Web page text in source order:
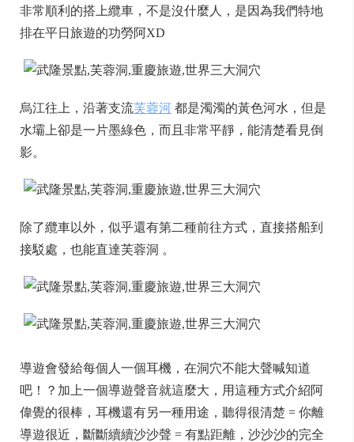
非常順利的搭上纜車，不是沒什麼人，是因為我們特地
排在平日旅遊的功勞阿XD
烏江往上，沿著支流芙蓉河 都是濁濁的黃色河水，但是
水壩上卻是一片墨綠色，而且非常平靜，能清楚看見倒
影。
除了纜車以外，似乎還有第二種前往方式，直接搭船到
接駁處，也能直達芙蓉洞 。
導遊會發給每個人一個耳機，在洞穴不能大聲喊知道
吧！？加上一個導遊聲音就這麼大，用這種方式介紹阿
偉覺的很棒，耳機還有另一種用途，聽得很清楚 = 你離
導遊很近，斷斷續續沙沙聲 = 有點距離，沙沙沙的完全